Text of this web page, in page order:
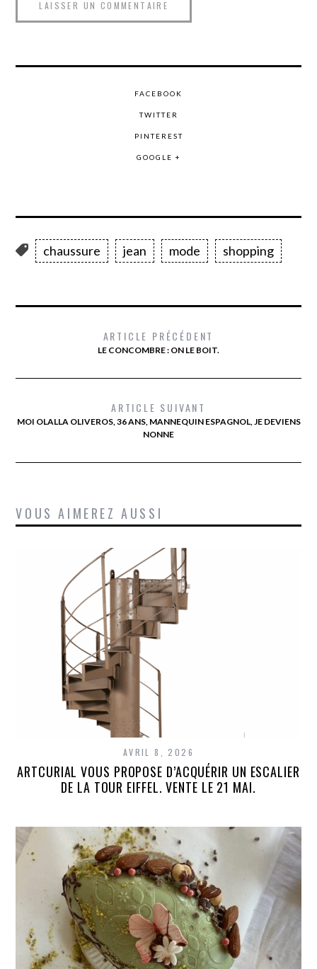
FACEBOOK
TWITTER
PINTEREST
GOOGLE +
chaussure jean mode shopping
ARTICLE PRÉCÉDENT
LE CONCOMBRE : ON LE BOIT.
ARTICLE SUIVANT
MOI OLALLA OLIVEROS, 36 ANS, MANNEQUIN ESPAGNOL, JE DEVIENS
NONNE
VOUS AIMEREZ AUSSI
AVRIL 8, 2026
ARTCURIAL VOUS PROPOSE D’ACQUÉRIR UN ESCALIER
DE LA TOUR EIFFEL. VENTE LE 21 MAI.